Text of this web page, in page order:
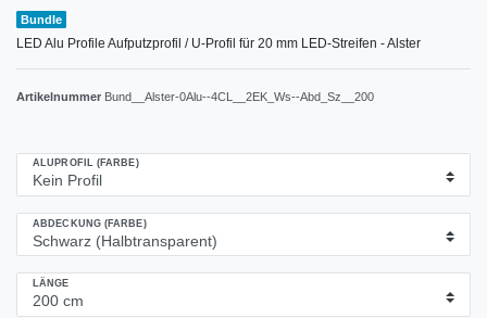
Bundle
LED Alu Profile Aufputzprofil / U-Profil für 20 mm LED-Streifen - Alster
Artikelnummer Bund__Alster-0Alu--4CL__2EK_Ws--Abd_Sz__200
ALUPROFIL (FARBE)
ABDECKUNG (FARBE)
LÄNGE